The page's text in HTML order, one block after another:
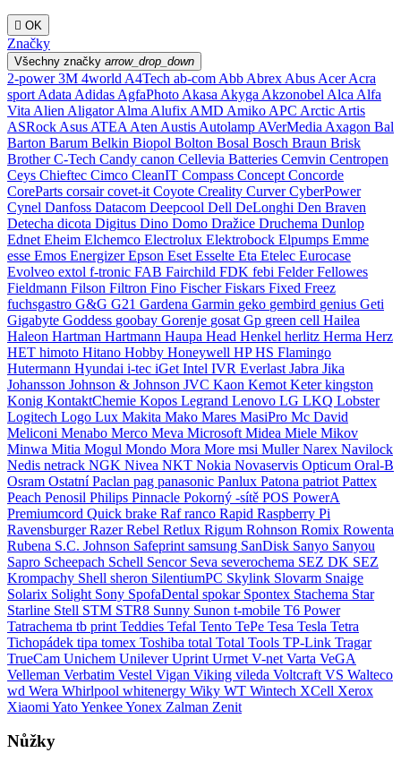
 OK
Značky
Všechny značky arrow_drop_down
2-power3M 4world A4Tech ab-com Abb Abrex Abus AcerAcra
sport Adata Adidas AgfaPhoto Akasa Akyga Akzonobel Alca Alfa
Vita Alien AligatorAlma Alufix AMD Amiko APC Arctic Artis
ASRock Asus ATEA Aten Austis Autolamp AVerMedia Axagon Bal
Barton Barum Belkin Biopol Bolton Bosal Bosch Braun Brisk
BrotherC-Tech Candy canon Cellevia Batteries Cemvin Centropen
Ceys Chieftec Cimco CleanIT Compass Concept Concorde
CoreParts corsaircovet-it Coyote Creality CurverCyberPower
Cynel Danfoss Datacom Deepcool Dell DeLonghi Den Braven
Detecha dicota Digitus Dino Domo Dražice Druchema Dunlop
Ednet Eheim Elchemco Electrolux Elektrobock Elpumps Emme
esse Emos EnergizerEpson Eset Esselte Eta Etelec Eurocase
Evolveo extol f-tronic FAB Fairchild FDK febi FelderFellowes
Fieldmann Filson Filtron Fino FischerFiskars Fixed Freez
fuchsgastro G&G G21 Gardena Garmin geko gembird genius Geti
Gigabyte Goddess goobay Gorenje gosat Gp green cell Hailea
Haleon Hartman Hartmann Haupa Head Henkel herlitz Herma Herz
HET himoto Hitano Hobby Honeywell HPHS Flamingo
Hutermann Hyundai i-tec iGet Intel IVR Everlast Jabra Jika
Johansson Johnson & Johnson JVC Kaon Kemot Keterkingston
Konig KontaktChemie Kopos Legrand Lenovo LG LKQ Lobster
Logitech Logo Lux Makita Mako Mares MasiPro Mc David
Meliconi Menabo Merco Meva Microsoft Midea Miele Mikov
Minwa Mitia Mogul Mondo Mora More msi MullerNarex Navilock
Nedis netrack NGK Nivea NKT Nokia Novaservis Opticum Oral-B
Osram OstatníPaclan pag panasonic Panlux Patona patriot Pattex
Peach Penosil Philips Pinnacle Pokorný -sítě POS PowerA
Premiumcord Quick brake Rafranco Rapid Raspberry Pi
RavensburgerRazerRebel Retlux Rigum Rohnson Romix Rowenta
Rubena S.C. Johnson Safeprint samsung SanDisk Sanyo Sanyou
Sapro Scheepach Schell Sencor Seva severochema SEZ DK SEZ
Krompachy Shell sheron SilentiumPC Skylink Slovarm Snaige
Solarix Solight Sony SpofaDental spokar Spontex Stachema Star
Starline Stell STM STR8 Sunny Sunon t-mobile T6 Power
Tatrachema tb print Teddies Tefal Tento TePe Tesa Tesla Tetra
Tichopádek tipa tomex Toshiba total Total Tools TP-Link Tragar
TrueCam Unichem UnileverUprint Urmet V-net Varta VeGA
Velleman Verbatim Vestel Vigan Viking vileda Voltcraft VS Walteco
wd Wera Whirlpool whitenergy Wiky WT Wintech XCell Xerox
Xiaomi YatoYenkeeYonex Zalman Zenit
Nůžky